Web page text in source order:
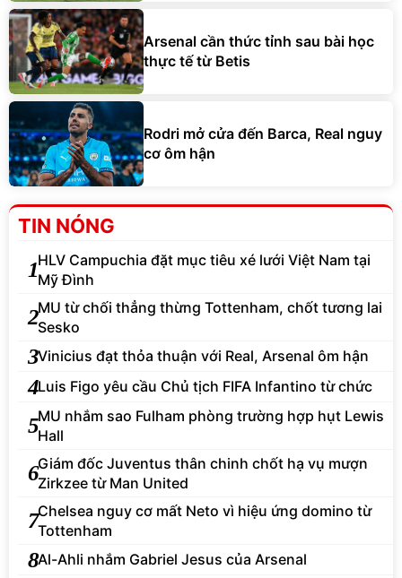
Arsenal cần thức tỉnh sau bài học
thực tế từ Betis
Rodri mở cửa đến Barca, Real nguy
cơ ôm hận
TIN NÓNG
1HLV Campuchia đặt mục tiêu xé lưới Việt Nam tại
Mỹ Đình
2MU từ chối thẳng thừng Tottenham, chốt tương lai
Sesko
3Vinicius đạt thỏa thuận với Real, Arsenal ôm hận
4Luis Figo yêu cầu Chủ tịch FIFA Infantino từ chức
5MU nhắm sao Fulham phòng trường hợp hụt Lewis
Hall
6Giám đốc Juventus thân chinh chốt hạ vụ mượn
Zirkzee từ Man United
7Chelsea nguy cơ mất Neto vì hiệu ứng domino từ
Tottenham
8Al-Ahli nhắm Gabriel Jesus của Arsenal